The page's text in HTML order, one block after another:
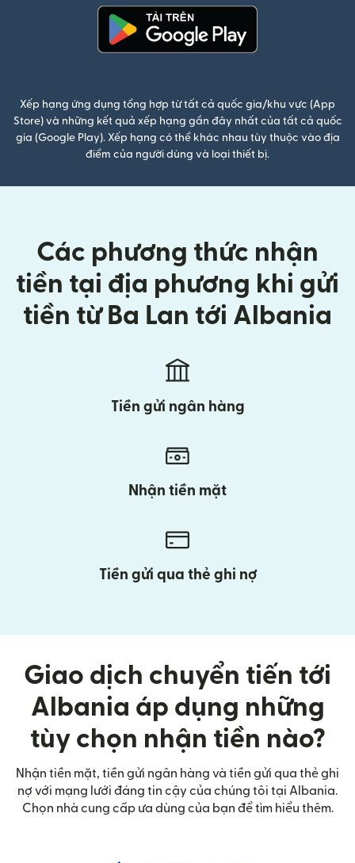
Xếp hạng ứng dụng tổng hợp từ tất cả quốc gia/khu vực (App
Store) và những kết quả xếp hạng gần đây nhất của tất cả quốc
gia (Google Play). Xếp hạng có thể khác nhau tùy thuộc vào địa
điểm của người dùng và loại thiết bị.
Các phương thức nhận
tiền tại địa phương khi gửi
tiền từ Ba Lan tới Albania
Tiền gửi ngân hàng
Nhận tiền mặt
Tiền gửi qua thẻ ghi nợ
Giao dịch chuyển tiến tới
Albania áp dụng những
tùy chọn nhận tiền nào?
Nhận tiền mặt, tiền gửi ngân hàng và tiền gửi qua thẻ ghi
nợ với mạng lưới đáng tin cậy của chúng tôi tại Albania.
Chọn nhà cung cấp ưa dùng của bạn để tìm hiểu thêm.